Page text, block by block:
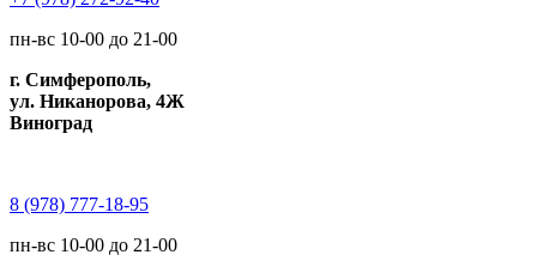
пн-вс 10-00 до 21-00
г. Симферополь,
ул. Никанорова, 4Ж
Виноград
8 (978) 777-18-95
пн-вс 10-00 до 21-00